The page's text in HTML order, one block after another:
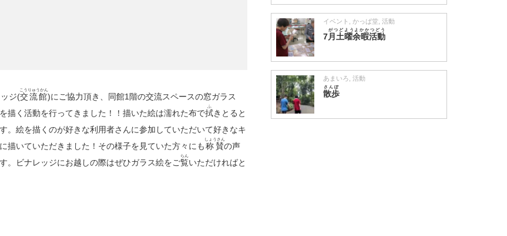
ジ(交流館
こうりゅうかん
)にご協力頂き、同館1階の交流スペースの窓ガラス
描く活動を行ってきました！！描いた絵は濡れた布で拭
ふ
きとると
。絵を描くのが好きな利用者さんに参加していただいて好きなキ
描いていただきました！その様子を見ていた方々にも称賛
しょうさん
の声
。ビナレッジにお越しの際はぜひガラス絵をご覧
らん
いただければと
イベント かっぱ堂 活動
7月土曜余暇活動
がつどようよかかつどう
あまいろ 活動
散歩
さんぽ